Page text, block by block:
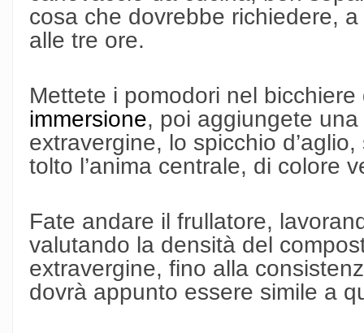
cosa che dovrebbe richiedere,
alle tre ore.
Mettete i pomodori nel
immersione, poi aggiungete
extravergine, lo spicchio
tolto l’anima centrale, di colore
Fate andare il frullatore,
valutando la densità del
extravergine, fino alla
dovrà appunto essere simile a